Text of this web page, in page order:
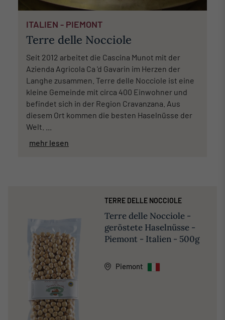
ITALIEN - PIEMONT
Terre delle Nocciole
Seit 2012 arbeitet die Cascina Munot mit der
Azienda Agricola Ca 'd Gavarin im Herzen der
Langhe zusammen. Terre delle Nocciole ist eine
kleine Gemeinde mit circa 400 Einwohner und
befindet sich in der Region Cravanzana. Aus
diesem Ort kommen die besten Haselnüsse der
Welt. ...
mehr lesen
TERRE DELLE NOCCIOLE
Terre delle Nocciole -
geröstete Haselnüsse -
Piemont - Italien - 500g
Piemont